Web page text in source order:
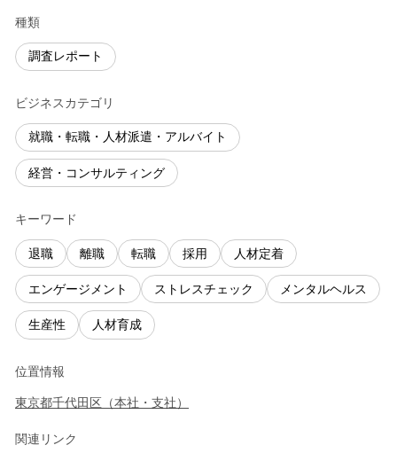
種類
調査レポート
ビジネスカテゴリ
就職・転職・人材派遣・アルバイト
経営・コンサルティング
キーワード
退職 離職 転職 採用 人材定着
エンゲージメント ストレスチェック メンタルヘルス
生産性 人材育成
位置情報
東京都千代田区 （本社・支社 ）
関連リンク